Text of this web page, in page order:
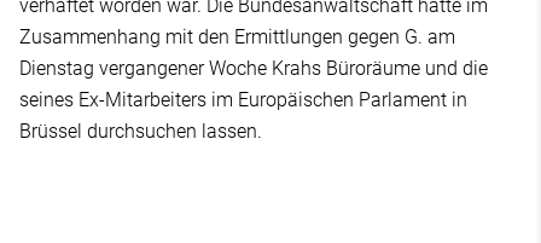
verhaftet worden war. Die Bundesanwaltschaft hatte im
Zusammenhang mit den Ermittlungen gegen G. am
Dienstag vergangener Woche Krahs Büroräume und die
seines Ex-Mitarbeiters im Europäischen Parlament in
Brüssel durchsuchen lassen.